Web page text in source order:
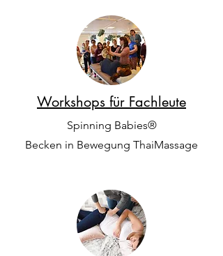
Workshops für Fachleute
Spinning Babies®
Becken in Bewegung ThaiMassage